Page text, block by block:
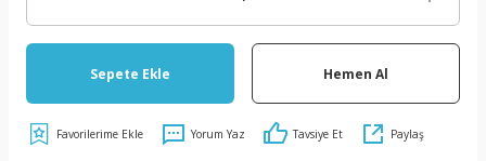
Sepete Ekle Hemen Al
Yorum Yaz Tavsiye Et Paylaş